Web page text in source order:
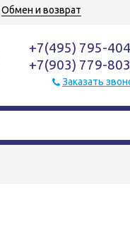
Обмен и возврат
+7(495) 795-
+7(903) 779-
Заказать